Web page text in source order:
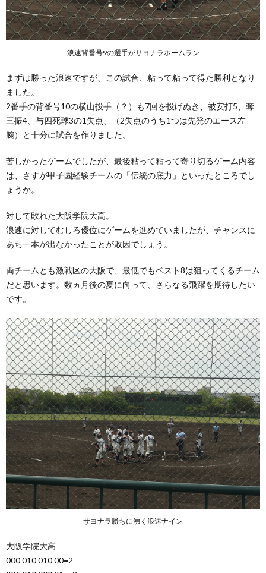
浪速背番号9の選手がサヨナラホームラン
まずは勝った浪速ですが、この試合、粘って粘って得た勝利となり
ました。
2番手の背番号10の横山投手（？）も7回を投げぬき、被安打5、奪
三振4、与四死球3の1失点、（2失点のうち1つは先発のエース左
腕）と十分に試合を作りました。
苦しかったゲームでしたが、最後粘って粘って寄り切るゲーム内容
は、さすが甲子園経験チームの「伝統の底力」といったところでし
ょうか。
対して敗れた大阪学院大高。
浪速に対してむしろ優位にゲームを進めていましたが、チャンスに
あち一本が出なかったことが敗因でしょう。
両チームとも激戦区の大阪で、最低でもベスト8は狙ってくるチーム
だと思います。数ヵ月後の夏に向って、さらなる飛躍を期待したい
です。
サヨナラ勝ちに沸く浪速ナイン
大阪学院大高
000 010 010 00=2